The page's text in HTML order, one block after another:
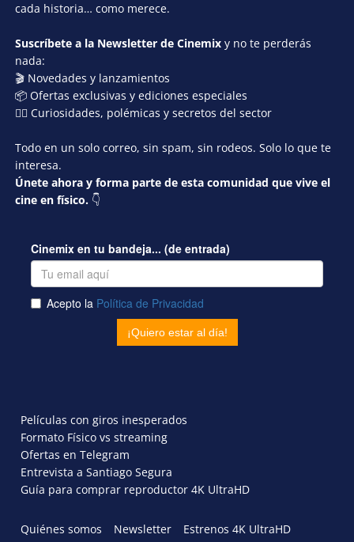
cada historia… como merece.
Suscríbete a la Newsletter de Cinemix y no te perderás
nada:
🎬 Novedades y lanzamientos
📦 Ofertas exclusivas y ediciones especiales
🕵️‍♂️ Curiosidades, polémicas y secretos del sector
Todo en un solo correo, sin spam, sin rodeos. Solo lo que te
interesa.
Únete ahora y forma parte de esta comunidad que vive el
cine en físico. 👇
Películas con giros inesperados
Formato Físico vs streaming
Ofertas en Telegram
Entrevista a Santiago Segura
Guía para comprar reproductor 4K UltraHD
Quiénes somos Newsletter
Estrenos 4K UltraHD